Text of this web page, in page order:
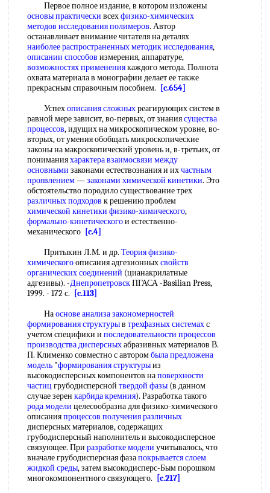
Первое полное издание, в котором изложены
основы практически всехфизико-химических
методов исследования полимеров. Автор
останавливает внимание читателя на деталях
наиболее распространенныхметодик исследования,
описании способов измерения, аппаратуре,
возможностях применениякаждого метода. Полнота
охвата материала в монографии делает ее также
прекрасным справочным пособием.
[c.654]
Успехописания сложныхреагирующих систем в
равной мере зависит, во-первых, от знаниясущества
процессов, идущих на микроскопическом уровне, во-
вторых, от умения обобщать микроскопические
законы на макроскопический уровень и, в-третьих, от
пониманияхарактера взаимосвязи между
основными законами естествознания и ихчастным
проявлением—законами химической кинетики. Это
обстоятельство породило существование трех
различных подходов к решению проблем
химической кинетики физико-химического,
формально-кинетическогои естественно-
механического [c.4]
Притыкин Л.М. и др. Теория физико-
химическогоописания адгезионныхсвойств
органических соединений (цианакрилатные
адгезивы). -ДнепропетровскПГАСА -Basilian Press,
1999. - 172 с.
[c.113]
Наоснове анализазакономерностей
формирования структурыв трехфазных системахс
учетом специфики и последовательности процессов
производства дисперсныхабразивных материалов В.
П. Клименко совместно с авторомбылапредложена
модель "формирования структурыиз
высокодисперсных компонентов наповерхности
частиц грубодисперсной твердой фазы (в данном
случае зерен карбида кремния). Разработка такого
рода модели целесообразна для физико-химического
описанияпроцессов получения различных
дисперсных материалов, содержащих
грубодисперсный наполнитель и высокодисперсное
связующее. При разработке модели учитывалось, что
вначале грубодисперсная фазапокрывается слоем
жидкой среды, затем высокодисперс-Бым порошком
многокомпонентного связующего.
[c.217]